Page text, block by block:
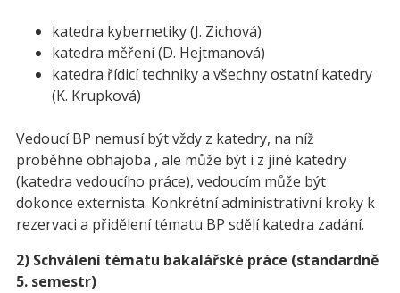
katedra kybernetiky (J. Zichová)
katedra měření (D. Hejtmanová)
katedra řídicí techniky a všechny ostatní katedry
(K. Krupková)
Vedoucí BP nemusí být vždy z katedry, na níž
proběhne obhajoba , ale může být i z jiné katedry
(katedra vedoucího práce), vedoucím může být
dokonce externista. Konkrétní administrativní kroky k
rezervaci a přidělení tématu BP sdělí katedra zadání.
2) Schválení tématu bakalářské práce (standardně
5. semestr)